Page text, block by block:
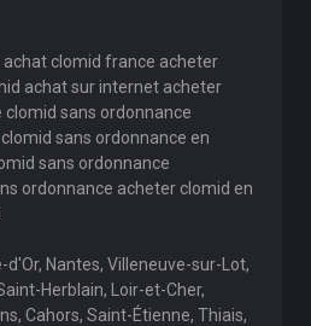
achat clomid france acheter
achat sur internet acheter
sans ordonnance
sans ordonnance en
sans ordonnance
ordonnance acheter clomid en
d'Or, Nantes, Villeneuve-sur-Lot,
Herblain, Loir-et-Cher,
Cahors, Saint-Étienne, Thiais,